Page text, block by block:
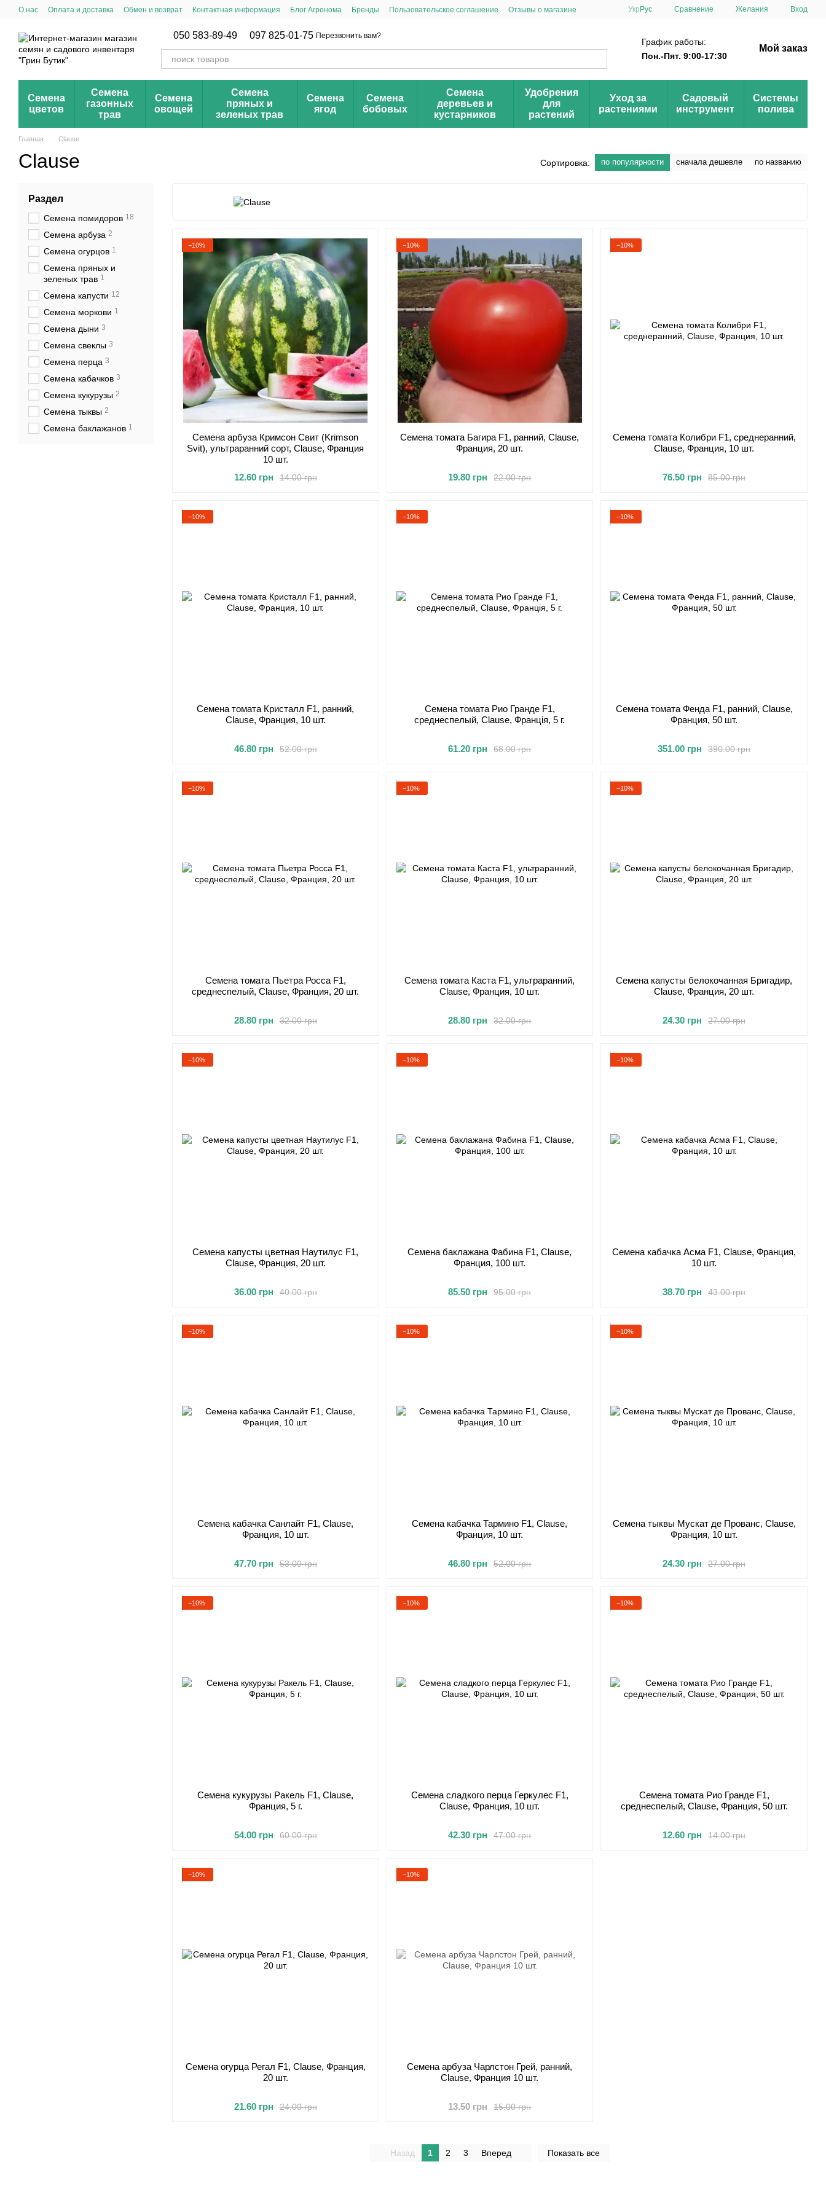
Перейти к основному контенту
О нас Оплата и доставка Обмен и возврат Контактная информация Блог Агронома Бренды Пользовательское соглашение
Отзывы о магазине
Укр Рус Сравнение Желания Вход
050 583-89-49 097 825-01-75 Перезвонить вам?
График работы:
Пон.-Пят. 9:00-17:30
Мой заказ
Семена
цветов
Семена
газонных
трав
Семена
овощей
Семена
пряных и
зеленых трав
Семена
ягод
Семена
бобовых
Семена
деревьев и
кустарников
Удобрения
для
растений
Уход за
растениями
Садовый
инструмент
Системы
полива
Главная Clause
Clause Сортировка: по популярности сначала дешевле по названию
−10%
Семена арбуза Кримсон Свит (Krimson
Svit), ультраранний сорт, Clause, Франция
10 шт.
14.00 грн
12.60 грн
−10%
Семена томата Багира F1, ранний, Clause,
Франция, 20 шт.
22.00 грн
19.80 грн
−10%
Семена томата Колибри F1, среднеранний,
Clause, Франция, 10 шт.
85.00 грн
76.50 грн
−10%
Семена томата Кристалл F1, ранний,
Clause, Франция, 10 шт.
52.00 грн
46.80 грн
−10%
Семена томата Рио Гранде F1,
среднеспелый, Clause, Франція, 5 г.
68.00 грн
61.20 грн
−10%
Семена томата Фенда F1, ранний, Clause,
Франция, 50 шт.
390.00 грн
351.00 грн
−10%
Семена томата Пьетра Росса F1,
среднеспелый, Clause, Франция, 20 шт.
32.00 грн
28.80 грн
−10%
Семена томата Каста F1, ультраранний,
Clause, Франция, 10 шт.
32.00 грн
28.80 грн
−10%
Семена капусты белокочанная Бригадир,
Clause, Франция, 20 шт.
27.00 грн
24.30 грн
−10%
Семена капусты цветная Наутилус F1,
Clause, Франция, 20 шт.
40.00 грн
36.00 грн
−10%
Семена баклажана Фабина F1, Clause,
Франция, 100 шт.
95.00 грн
85.50 грн
−10%
Семена кабачка Асма F1, Clause, Франция,
10 шт.
43.00 грн
38.70 грн
−10%
Семена кабачка Санлайт F1, Clause,
Франция, 10 шт.
53.00 грн
47.70 грн
−10%
Семена кабачка Тармино F1, Clause,
Франция, 10 шт.
52.00 грн
46.80 грн
−10%
Семена тыквы Мускат де Прованс, Clause,
Франция, 10 шт.
27.00 грн
24.30 грн
−10%
Семена кукурузы Ракель F1, Clause,
Франция, 5 г.
60.00 грн
54.00 грн
−10%
Семена сладкого перца Геркулес F1,
Clause, Франция, 10 шт.
47.00 грн
42.30 грн
−10%
Семена томата Рио Гранде F1,
среднеспелый, Clause, Франция, 50 шт.
14.00 грн
12.60 грн
−10%
Семена огурца Регал F1, Clause, Франция,
20 шт.
24.00 грн
21.60 грн
−10%
Семена арбуза Чарлстон Грей, ранний,
Clause, Франция 10 шт.
15.00 грн
13.50 грн
Назад 1 2 3 Вперед Показать все
Раздел
Семена помидоров 18
Семена арбуза 2
Семена огурцов 1
Семена пряных и
зеленых трав 1
Семена капусти 12
Семена моркови 1
Семена дыни 3
Семена свеклы 3
Семена перца 3
Семена кабачков 3
Семена кукурузы 2
Семена тыквы 2
Семена баклажанов 1